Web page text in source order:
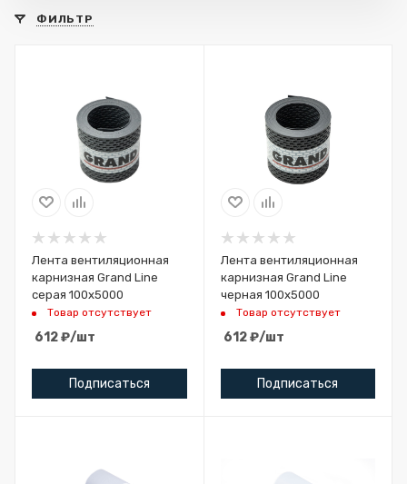
ФИЛЬТР
Лента вентиляционная
карнизная Grand Line
серая 100х5000
Товар отсутствует
612₽/шт
Подписаться
Лента вентиляционная
карнизная Grand Line
черная 100х5000
Товар отсутствует
612₽/шт
Подписаться